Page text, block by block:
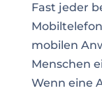
Fast jeder
mobilen
Menschen
Wenn eine